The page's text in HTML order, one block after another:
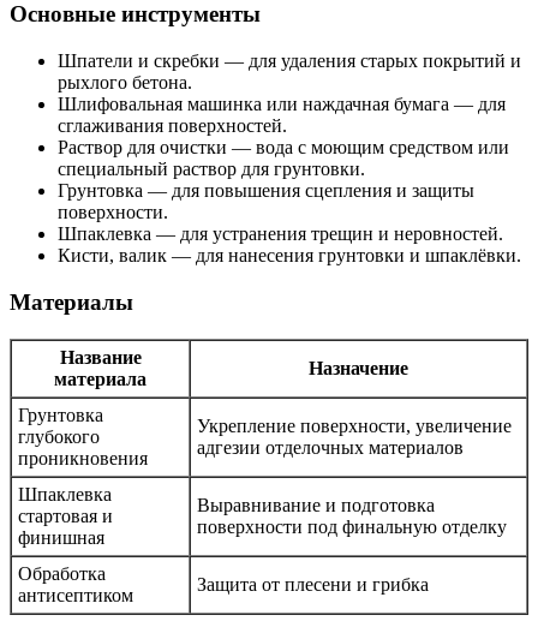
Основные инструменты
Шпатели и скребки — для удаления старых покрытий и
рыхлого бетона.
Шлифовальная машинка или наждачная бумага — для
сглаживания поверхностей.
Раствор для очистки — вода с моющим средством или
специальный раствор для грунтовки.
Грунтовка — для повышения сцепления и защиты
поверхности.
Шпаклевка — для устранения трещин и неровностей.
Кисти, валик — для нанесения грунтовки и шпаклёвки.
Материалы
Название
материала
Назначение
Грунтовка
глубокого
проникновения
Укрепление поверхности, увеличение
адгезии отделочных материалов
Шпаклевка
стартовая и
финишная
Выравнивание и подготовка
поверхности под финальную отделку
Обработка
антисептиком
Защита от плесени и грибка